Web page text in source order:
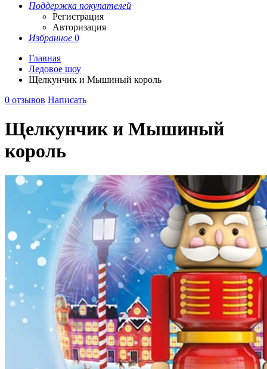
Поддержка покупателей
Регистрация
Авторизация
Избранное 0
Главная
Ледовое шоу
Щелкунчик и Мышиный король
0 отзывов Написать
Щелкунчик и Мышиный
король